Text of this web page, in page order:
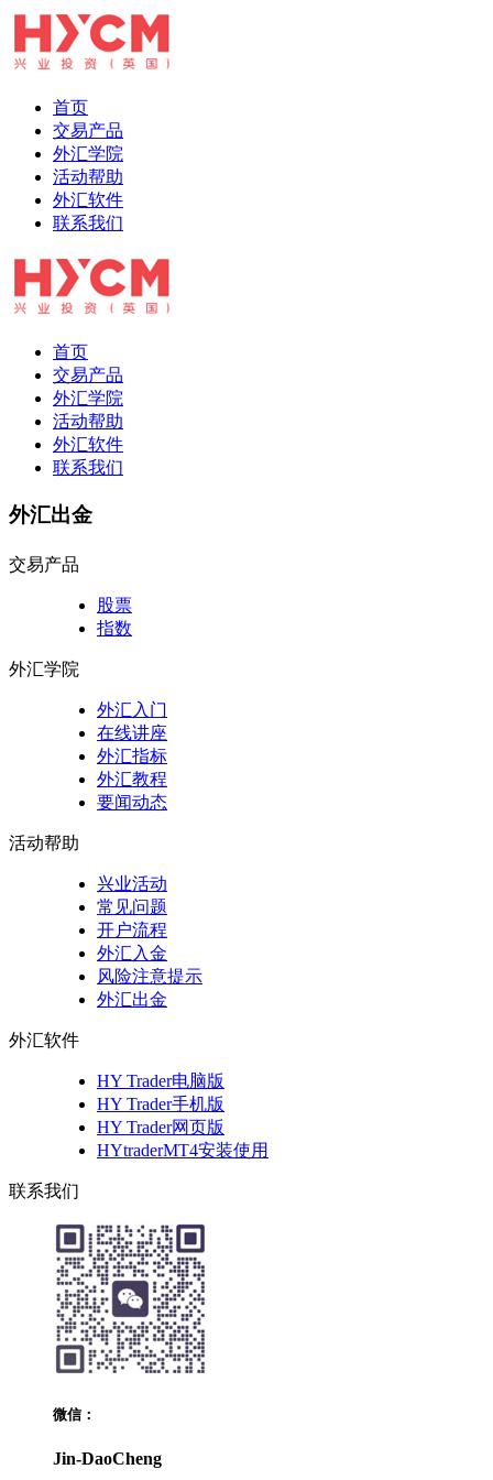
首页
交易产品
外汇学院
活动帮助
外汇软件
联系我们
首页
交易产品
外汇学院
活动帮助
外汇软件
联系我们
外汇出金
交易产品
股票
指数
外汇学院
外汇入门
在线讲座
外汇指标
外汇教程
要闻动态
活动帮助
兴业活动
常见问题
开户流程
外汇入金
风险注意提示
外汇出金
外汇软件
HY Trader电脑版
HY Trader手机版
HY Trader网页版
HYtraderMT4安装使用
联系我们
微信：
Jin-DaoCheng